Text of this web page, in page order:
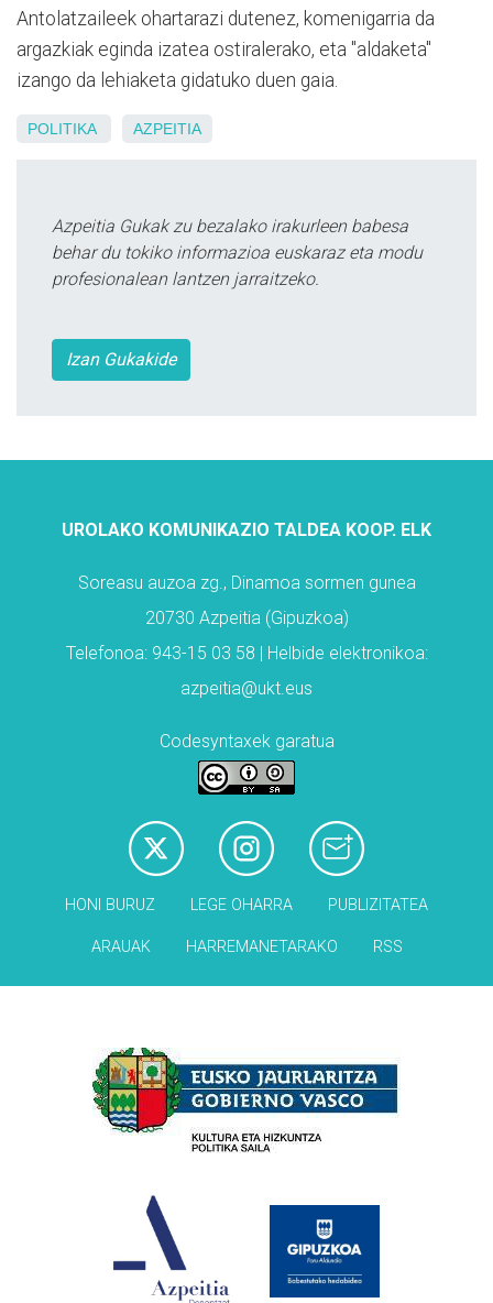
Antolatzaileek ohartarazi dutenez, komenigarria da
argazkiak eginda izatea ostiralerako, eta "aldaketa"
izango da lehiaketa gidatuko duen gaia.
POLITIKA AZPEITIA
Azpeitia Gukak zu bezalako irakurleen babesa
behar du tokiko informazioa euskaraz eta modu
profesionalean lantzen jarraitzeko.
Izan Gukakide
UROLAKO KOMUNIKAZIO TALDEA KOOP. ELK
Soreasu auzoa zg., Dinamoa sormen gunea
20730 Azpeitia (Gipuzkoa)
Telefonoa: 943-15 03 58 | Helbide elektronikoa:
azpeitia@ukt.eus
Codesyntaxek garatua
HONI BURUZ LEGE OHARRA PUBLIZITATEA
ARAUAK HARREMANETARAKO RSS